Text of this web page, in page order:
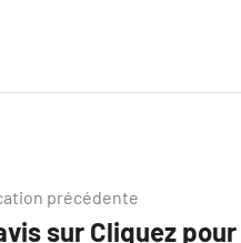
précédente
sur Cliquez